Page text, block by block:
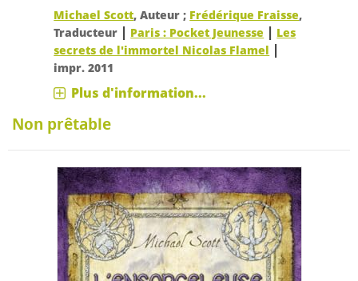
Michael Scott, Auteur ; Frédérique Fraisse,
Traducteur | Paris : Pocket Jeunesse | Les
secrets de l'immortel Nicolas Flamel |
impr. 2011
Plus d'information...
Non prêtable